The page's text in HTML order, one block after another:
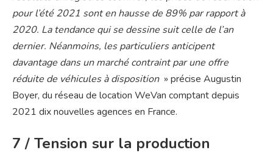
pour l’été 2021 sont en hausse de 89% par rapport à
2020. La tendance qui se dessine suit celle de l’an
dernier. Néanmoins, les particuliers anticipent
davantage dans un marché contraint par une offre
réduite de véhicules à disposition» précise Augustin
Boyer, du réseau de location WeVan comptant depuis
2021 dix nouvelles agences en France.
7 / Tension sur la production